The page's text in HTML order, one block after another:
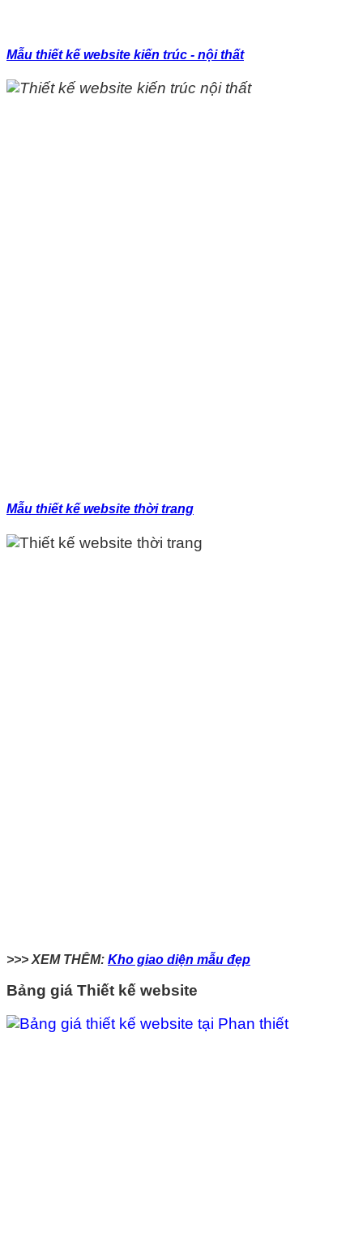
Mẫu thiết kế website kiến trúc - nội thất
Mẫu thiết kế website thời trang
>>> XEM THÊM: Kho giao diện mẫu đẹp
Bảng giá Thiết kế website